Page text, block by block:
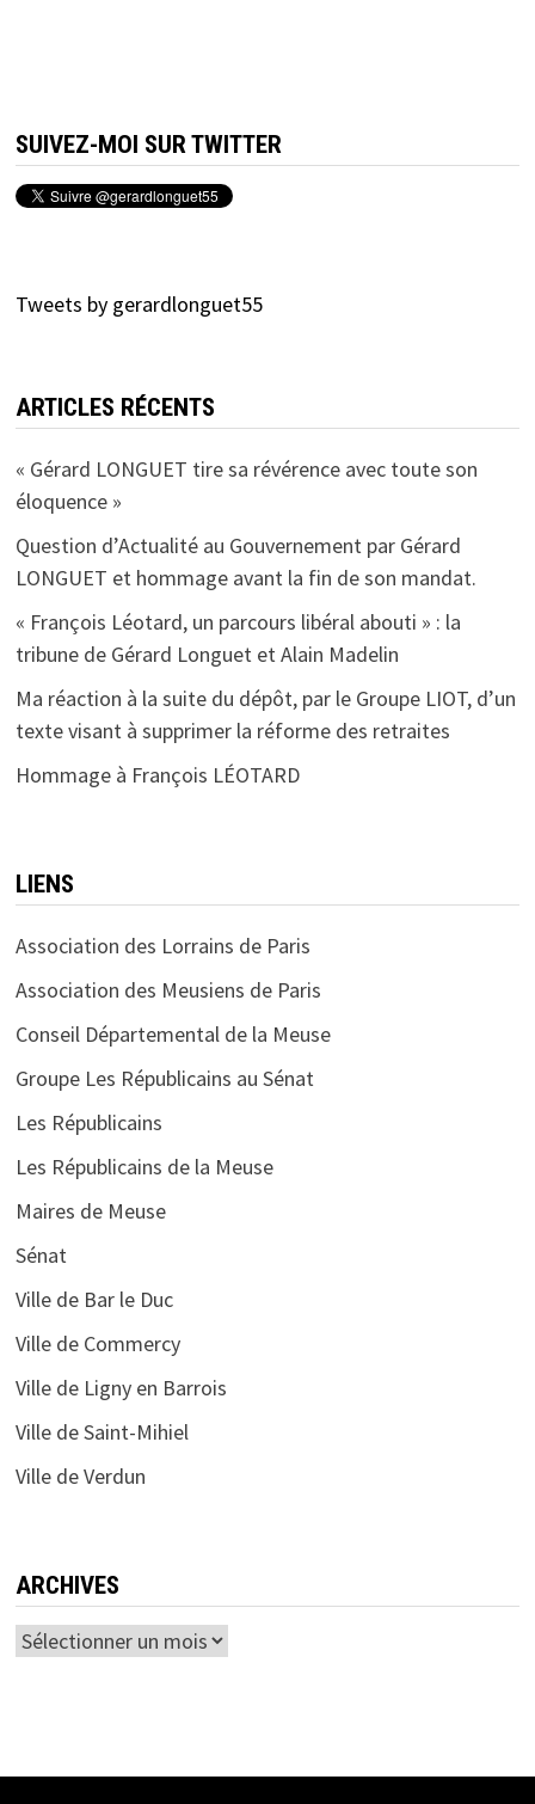
SUIVEZ-MOI SUR TWITTER
Tweets by gerardlonguet55
ARTICLES RÉCENTS
« Gérard LONGUET tire sa révérence avec toute son
éloquence »
Question d’Actualité au Gouvernement par Gérard
LONGUET et hommage avant la fin de son mandat.
« François Léotard, un parcours libéral abouti » : la
tribune de Gérard Longuet et Alain Madelin
Ma réaction à la suite du dépôt, par le Groupe LIOT, d’un
texte visant à supprimer la réforme des retraites
Hommage à François LÉOTARD
LIENS
Association des Lorrains de Paris
Association des Meusiens de Paris
Conseil Départemental de la Meuse
Groupe Les Républicains au Sénat
Les Républicains
Les Républicains de la Meuse
Maires de Meuse
Sénat
Ville de Bar le Duc
Ville de Commercy
Ville de Ligny en Barrois
Ville de Saint-Mihiel
Ville de Verdun
ARCHIVES
Archives